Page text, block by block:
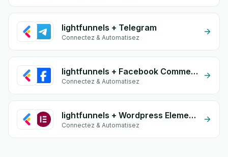
lightfunnels + Telegram
Connectez & Automatisez
lightfunnels + Facebook Comments
Connectez & Automatisez
lightfunnels + Wordpress Elementor
Connectez & Automatisez